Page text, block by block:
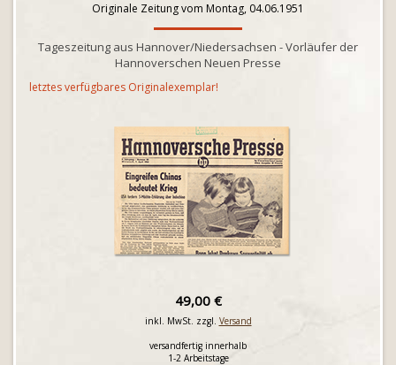
Originale Zeitung vom Montag, 04.06.1951
Tageszeitung aus Hannover/Niedersachsen - Vorläufer der
Hannoverschen Neuen Presse
letztes verfügbares Originalexemplar!
49,00 €
inkl. MwSt. zzgl. Versand
versandfertig innerhalb
1-2 Arbeitstage